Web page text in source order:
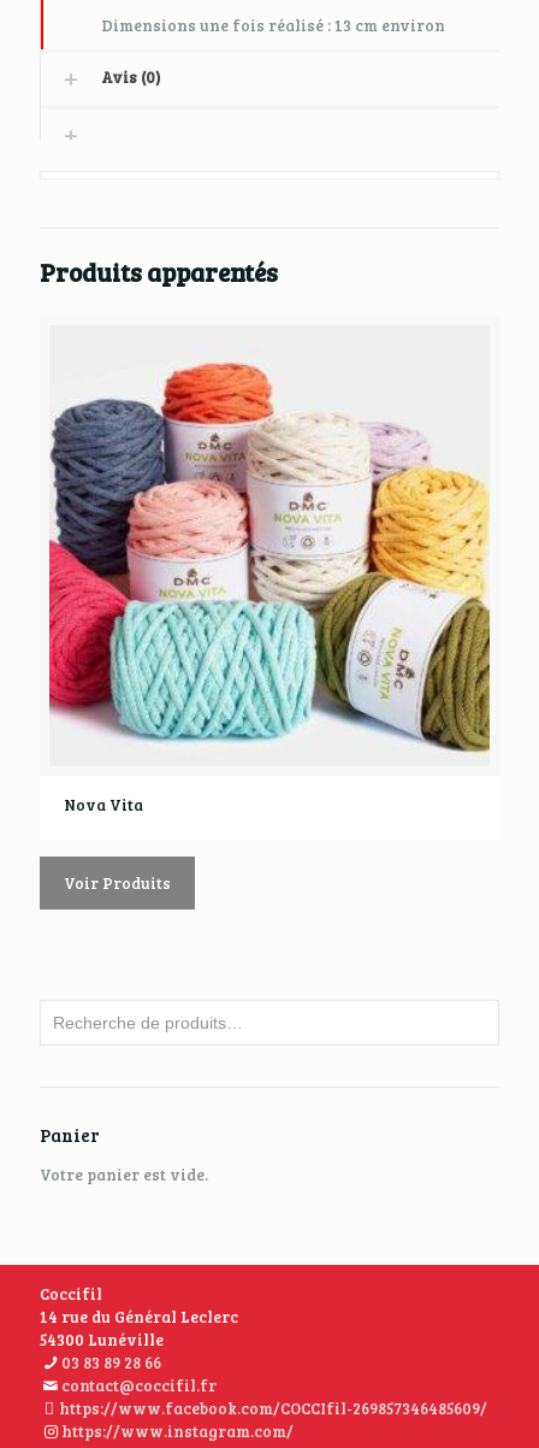
Dimensions une fois réalisé : 13 cm environ
Avis (0)
Produits apparentés
Nova Vita
Voir Produits
Panier
Votre panier est vide.
Coccifil
14 rue du Général Leclerc
54300 Lunéville
03 83 89 28 66
contact@coccifil.fr
https://www.facebook.com/COCCIfil-269857346485609/
https://www.instagram.com/